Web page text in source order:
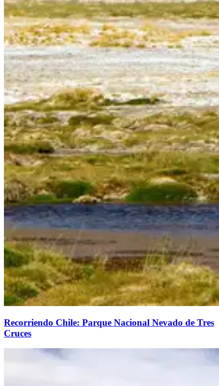
Recorriendo Chile: Parque Nacional Nevado de Tres
Cruces